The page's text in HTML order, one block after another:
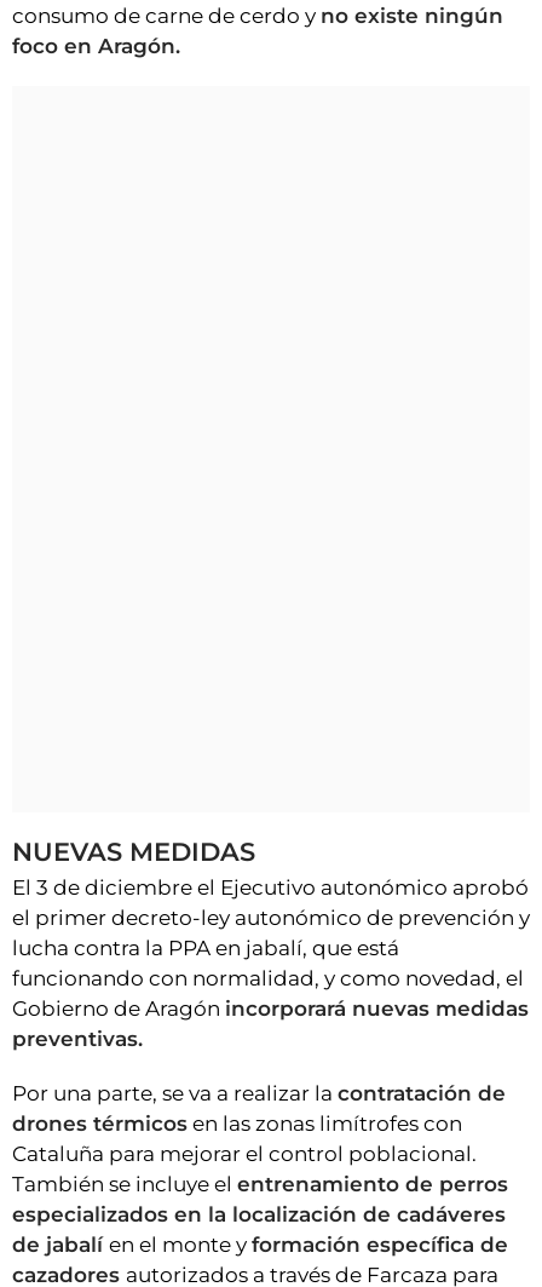
consumo de carne de cerdo y no existe ningún
foco en Aragón.
NUEVAS MEDIDAS
El 3 de diciembre el Ejecutivo autonómico aprobó
el primer decreto-ley autonómico de prevención y
lucha contra la PPA en jabalí, que está
funcionando con normalidad, y como novedad, el
Gobierno de Aragón incorporará nuevas medidas
preventivas.
Por una parte, se va a realizar la contratación de
drones térmicos en las zonas limítrofes con
Cataluña para mejorar el control poblacional.
También se incluye el entrenamiento de perros
especializados en la localización de cadáveres
de jabalí en el monte y formación específica de
cazadores autorizados a través de Farcaza para